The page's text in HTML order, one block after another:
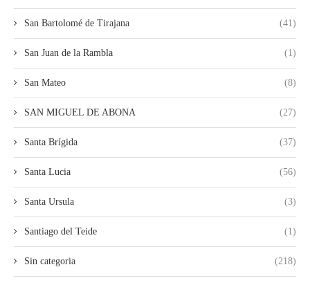
San Bartolomé de Tirajana (41)
San Juan de la Rambla (1)
San Mateo (8)
SAN MIGUEL DE ABONA (27)
Santa Brígida (37)
Santa Lucia (56)
Santa Ursula (3)
Santiago del Teide (1)
Sin categoria (218)